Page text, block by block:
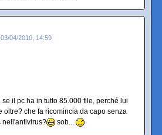
03/04/2010, 14:59
il pc ha in tutto 85.000 file, perché lui
oltre? che fa ricomincia da capo senza
nell'antivirus?
sob...